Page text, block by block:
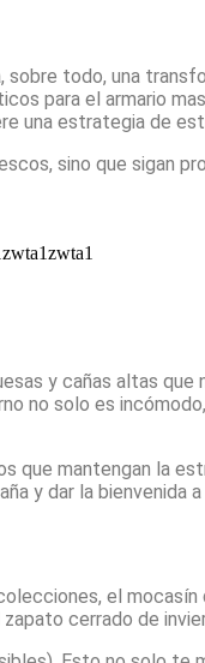
todo, una
para el armario
una estrategia de
sino que sigan
y cañas altas que
no solo es
que mantengan la
y dar la bienvenida
el
cerrado de